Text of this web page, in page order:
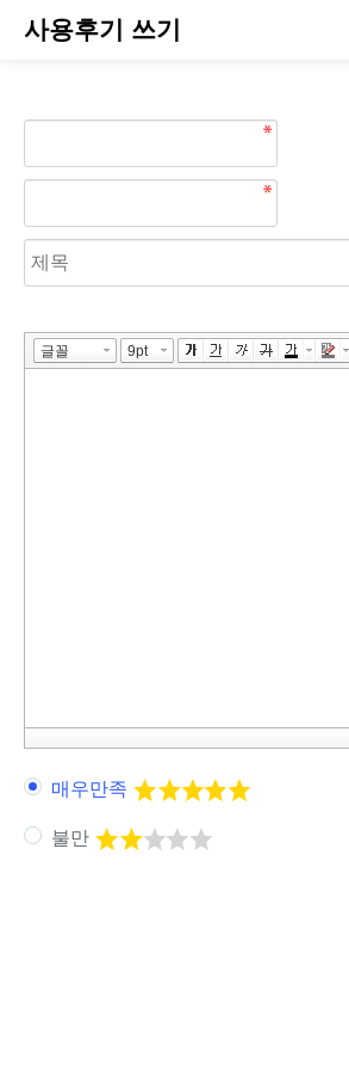
사용후기 쓰기
매우만족
불만